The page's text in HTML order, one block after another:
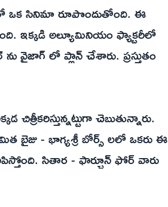
ఒక సినిమా రూపొందుతోంది. ఈ
ఇక్కడి అల్యూమినియం ఫ్యాక్టరీలో
వైజాగ్ లో ప్లాన్ చేశారు. ప్రస్తుతం
చెబుతున్నారు.
బైజు - భాగ్యశ్రీ బోర్స్ లలో ఒకరు ఈ
సితార - ఫార్చూన్ ఫోర్ వారు